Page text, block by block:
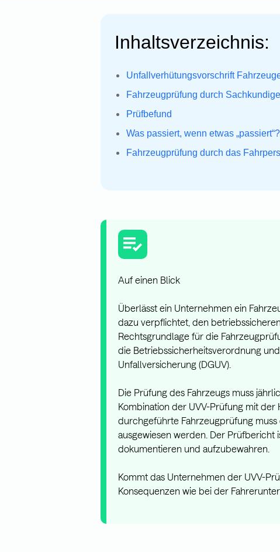
Inhaltsverzeichnis:
Unfallverhütungsvorschrift
Fahrzeugprüfung durch Sachkundige
Prüfbefund
Was passiert, wenn etwas „passiert“?
Fahrzeugprüfung durch das
Auf einen Blick
Überlässt ein Unternehmen ein
dazu verpflichtet, den
Rechtsgrundlage für die
die Betriebssicherheitsverordnung
Unfallversicherung (DGUV).
Die Prüfung des Fahrzeugs muss
Kombination der UVV-Prüfung mit
durchgeführte Fahrzeugprüfung
ausgewiesen werden. Der Prüfbericht
dokumentieren und aufzubewahren.
Kommt das Unternehmen der UVV-
Konsequenzen wie bei der